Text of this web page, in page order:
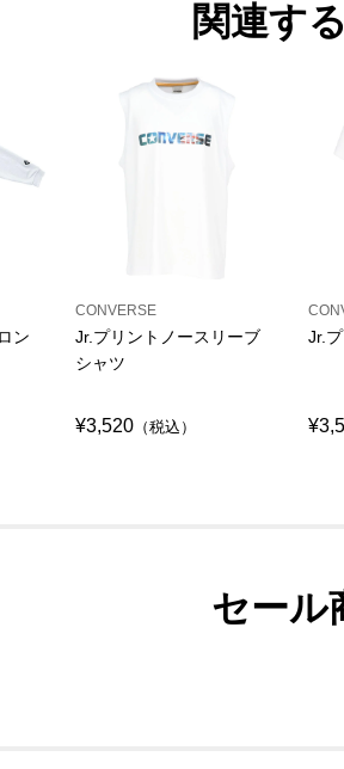
関連す
ン
CONVERSE
Jr.プリントノースリーブ
シャツ
¥3,520 （税込）
Jr.
セール